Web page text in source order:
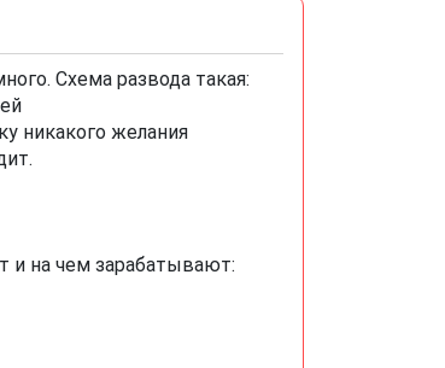
Схема развода такая:
никакого желания
и на чем зарабатывают: